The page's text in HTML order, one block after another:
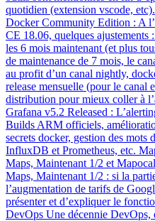
quotidien (extension vscode,
Docker Community Edition : A
CE 18.06, quelques ajustements
les 6 mois maintenant (et plus
de maintenance de 7 mois, le
au profit d’un canal nightly,
release mensuelle (pour le canal
distribution pour mieux coller à
Grafana v5.2 Released :
Builds ARM officiels,
secrets docker, gestion des mots
InfluxDB et Prometheus, etc.
Maps, Maintenant 1/2 et
Maps, Maintenant 1/2 : si la
l’augmentation de tarifs de
présenter et d’expliquer le
DevOps Une décennie DevOps,